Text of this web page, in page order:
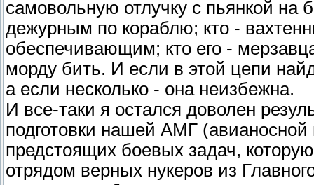
самовольную отлучку с пьянкой на
дежурным по кораблю; кто -
обеспечивающим; кто его -
морду бить. И если в этой цепи
а если несколько - она неизбежна.
И все-таки я остался доволен
подготовки нашей АМГ
предстоящих боевых задач,
отрядом верных нукеров из